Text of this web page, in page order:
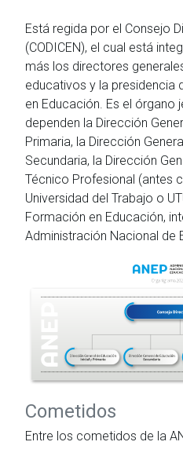
Está regida por el Consejo
(CODICEN), el cual está
más los directores
educativos y la presidencia
en Educación. Es el órgano
dependen la Dirección
Primaria, la Dirección
Secundaria, la Dirección
Técnico Profesional (antes
Universidad del Trabajo o
Formación en Educación,
Administración Nacional de
Cometidos
Entre los cometidos de la